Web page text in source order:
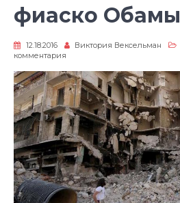
фиаско Обамы
12.18.2016 Виктория Вексельман
комментария
Падение
Алеппо
–
фиаско
Обамы